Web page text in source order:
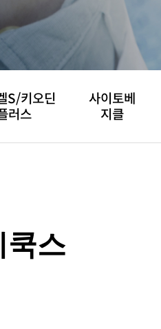
S/키오딘
러스
사이토베
지클
쿡스